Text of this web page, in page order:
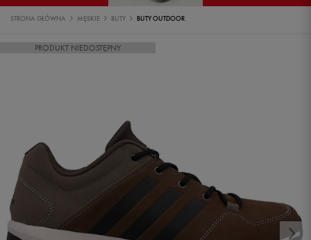
STRONA GŁÓWNA MĘSKIE BUTY BUTY OUTDOOR
PRODUKT NIEDOSTĘPNY